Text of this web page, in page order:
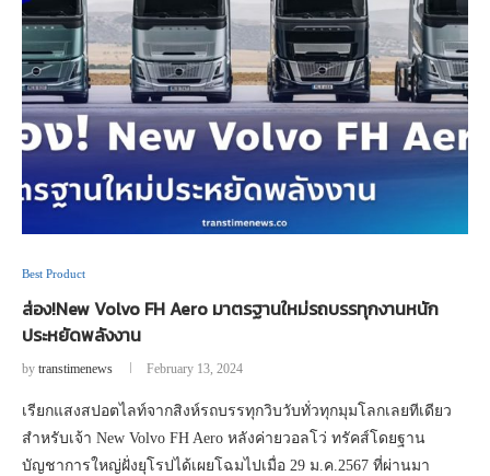
Best Product
ส่อง!New Volvo FH Aero มาตรฐานใหม่รถบรรทุกงานหนัก
ประหยัดพลังงาน
by transtimenews February 13, 2024
เรียกแสงสปอตไลท์จากสิงห์รถบรรทุกวิบวับทั่วทุกมุมโลกเลยทีเดียว
สำหรับเจ้า New Volvo FH Aero หลังค่ายวอลโว่ ทรัคส์โดยฐาน
บัญชาการใหญ่ฝั่งยุโรปได้เผยโฉมไปเมื่อ 29 ม.ค.2567 ที่ผ่านมา